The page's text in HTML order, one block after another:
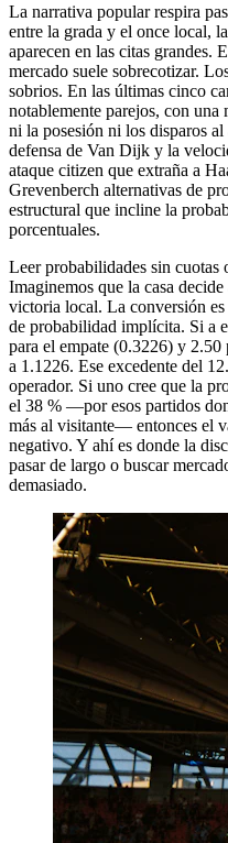
La narrativa popular respira
entre la grada y el once local,
aparecen en las citas grandes.
mercado suele sobrecotizar.
sobrios. En las últimas cinco
notablemente parejos, con una
ni la posesión ni los disparos
defensa de Van Dijk y la
ataque citizen que extraña a
Grevenberch alternativas de
estructural que incline la
porcentuales.
Leer probabilidades sin cuotas
Imaginemos que la casa
victoria local. La conversión
de probabilidad implícita. Si a
para el empate (0.3226) y
a 1.1226. Ese excedente del
operador. Si uno cree que la
el 38 % —por esos partidos
más al visitante— entonces el
negativo. Y ahí es donde la
pasar de largo o buscar
demasiado.